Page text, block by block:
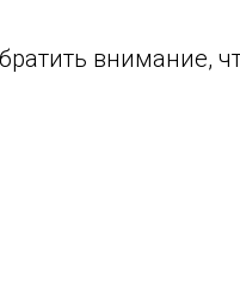
внимание,